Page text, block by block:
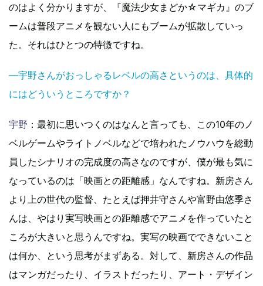
のはよく分かりますが、『魔法少女まどか☆マギカ』のブ
ームは普段アニメを観ない人にもブームが拡散していっ
た。それはひとつの特徴ですね。
―宇野さんがおっしゃるレベルの高さというのは、具体的
にはどういうところですか？
宇野 ：最初に思いつくのはなんと言っても、この10年のノ
ベルゲームやライトノベルなどで培われたノウハウを総動
員したシナリオの完成度の高さなのですが、僕が最も気に
なっているのは「映画との距離感」なんですね。新房さん
より上の世代の監督、たとえば押井守さんや富野由悠季さ
んは、やはり実写映画との距離感でアニメを作っていたと
ころが大きいと思うんですね。実写の映画でできないこと
は何か、という思考がまずある。対して、新房さんの作品
はマンガだったり、イラストだったり、アート・デザイン